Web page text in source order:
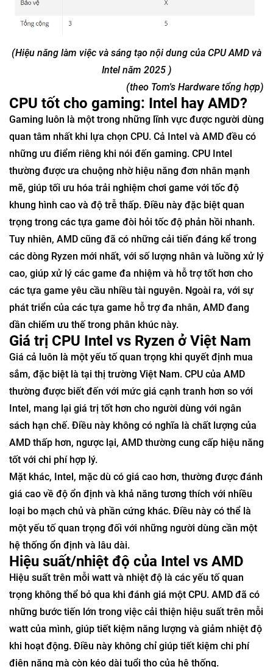
(Hiệu năng làm việc và sáng tạo nội dung của CPU AMD và
Intel năm 2025 )
(theo Tom's Hardware tổng hợp)
CPU tốt cho gaming: Intel hay AMD?
Gaming luôn là một trong những lĩnh vực được người dùng
quan tâm nhất khi lựa chọn CPU. Cả Intel và AMD đều có
những ưu điểm riêng khi nói đến gaming. CPU Intel
thường được ưa chuộng nhờ hiệu năng đơn nhân mạnh
mẽ, giúp tối ưu hóa trải nghiệm chơi game với tốc độ
khung hình cao và độ trễ thấp. Điều này đặc biệt quan
trọng trong các tựa game đòi hỏi tốc độ phản hồi nhanh.
Tuy nhiên, AMD cũng đã có những cải tiến đáng kể trong
các dòng Ryzen mới nhất, với số lượng nhân và luồng xử lý
cao, giúp xử lý các game đa nhiệm và hỗ trợ tốt hơn cho
các tựa game yêu cầu nhiều tài nguyên. Ngoài ra, với sự
phát triển của các tựa game hỗ trợ đa nhân, AMD đang
dần chiếm ưu thế trong phân khúc này.
Giá trị CPU Intel vs Ryzen ở Việt Nam
Giá cả luôn là một yếu tố quan trọng khi quyết định mua
sắm, đặc biệt là tại thị trường Việt Nam. CPU của AMD
thường được biết đến với mức giá cạnh tranh hơn so với
Intel, mang lại giá trị tốt hơn cho người dùng với ngân
sách hạn chế. Điều này không có nghĩa là chất lượng của
AMD thấp hơn, ngược lại, AMD thường cung cấp hiệu năng
tốt với chi phí hợp lý.
Mặt khác, Intel, mặc dù có giá cao hơn, thường được đánh
giá cao về độ ổn định và khả năng tương thích với nhiều
loại bo mạch chủ và phần cứng khác. Điều này có thể là
một yếu tố quan trọng đối với những người dùng cần một
hệ thống ổn định và lâu dài.
Hiệu suất/nhiệt độ của Intel vs AMD
Hiệu suất trên mỗi watt và nhiệt độ là các yếu tố quan
trọng không thể bỏ qua khi đánh giá một CPU. AMD đã có
những bước tiến lớn trong việc cải thiện hiệu suất trên mỗi
watt của mình, giúp tiết kiệm năng lượng và giảm nhiệt độ
khi hoạt động. Điều này không chỉ giúp tiết kiệm chi phí
điện năng mà còn kéo dài tuổi thọ của hệ thống.